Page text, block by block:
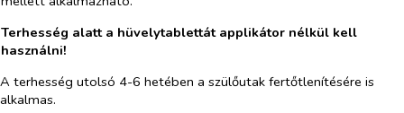
Terhesség alatt a hüvelytablettát applikátor nélkül kell
használni!
A terhesség utolsó 4-6 hetében a szülőutak fertőtlenítésére is
alkalmas.